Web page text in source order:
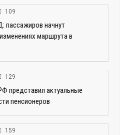
109
пассажиров начнут
маршрута в
129
представил актуальные
пенсионеров
159